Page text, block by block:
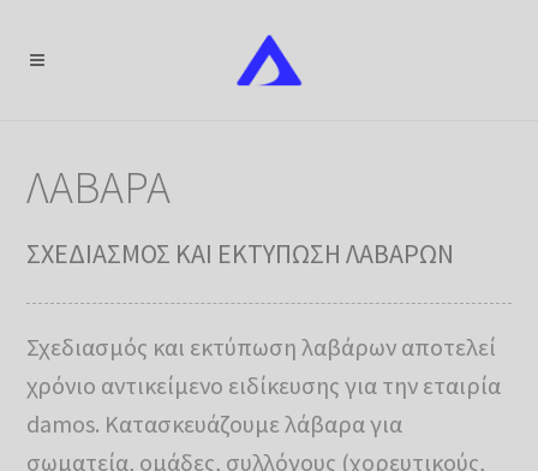
ΛΑΒΑΡΑ
ΣΧΕΔΙΑΣΜΟΣ ΚΑΙ ΕΚΤΥΠΩΣΗ ΛΑΒΑΡΩΝ
Σχεδιασμός και εκτύπωση λαβάρων αποτελεί
χρόνιο αντικείμενο ειδίκευσης για την εταιρία
damos. Κατασκευάζουμε λάβαρα για
σωματεία, ομάδες, συλλόγους (χορευτικούς,